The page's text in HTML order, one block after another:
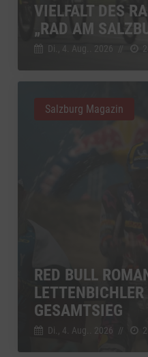
VIELFALT DES
„RAD AM
Di., 4. Aug.. 2026 //
RED BULL
LETTENBICHLER
GESAMTSIEG
Di., 4. Aug.. 2026 //
Salzburg Magazin